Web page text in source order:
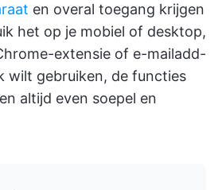
en overal toegang krijgen
het op je mobiel of desktop,
extensie of e-mailadd-
wilt gebruiken, de functies
altijd even soepel en